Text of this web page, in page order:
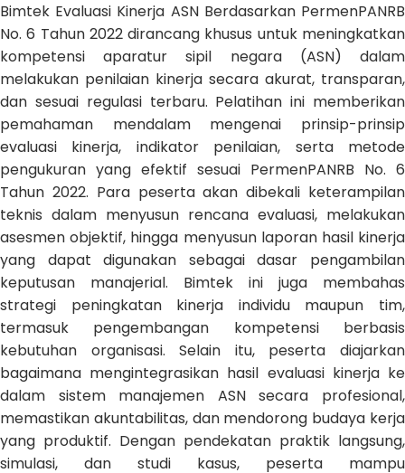
Bimtek Evaluasi Kinerja ASN Berdasarkan PermenPANRB
No. 6 Tahun 2022 dirancang khusus untuk meningkatkan
kompetensi aparatur sipil negara (ASN) dalam
melakukan penilaian kinerja secara akurat, transparan,
dan sesuai regulasi terbaru. Pelatihan ini memberikan
pemahaman mendalam mengenai prinsip-prinsip
evaluasi kinerja, indikator penilaian, serta metode
pengukuran yang efektif sesuai PermenPANRB No. 6
Tahun 2022. Para peserta akan dibekali keterampilan
teknis dalam menyusun rencana evaluasi, melakukan
asesmen objektif, hingga menyusun laporan hasil kinerja
yang dapat digunakan sebagai dasar pengambilan
keputusan manajerial. Bimtek ini juga membahas
strategi peningkatan kinerja individu maupun tim,
termasuk pengembangan kompetensi berbasis
kebutuhan organisasi. Selain itu, peserta diajarkan
bagaimana mengintegrasikan hasil evaluasi kinerja ke
dalam sistem manajemen ASN secara profesional,
memastikan akuntabilitas, dan mendorong budaya kerja
yang produktif. Dengan pendekatan praktik langsung,
simulasi, dan studi kasus, peserta mampu